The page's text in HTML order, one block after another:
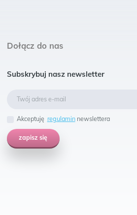
Dołącz do nas
Subskrybuj nasz newsletter
Akceptuję regulaminnewslettera
zapisz się